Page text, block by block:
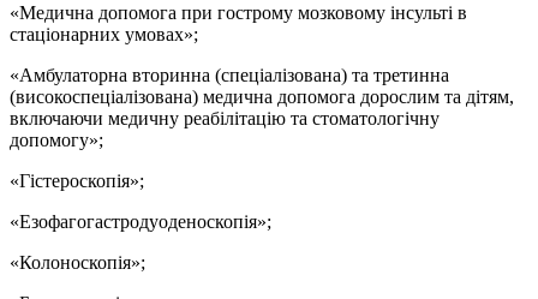
«Медична допомога при гострому мозковому інсульті в
стаціонарних умовах»;
«Амбулаторна вторинна (спеціалізована) та третинна
(високоспеціалізована) медична допомога дорослим та дітям,
включаючи медичну реабілітацію та стоматологічну
допомогу»;
«Гістероскопія»;
«Езофагогастродуоденоскопія»;
«Колоноскопія»;